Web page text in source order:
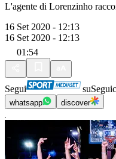
L'agente di Lorenzinho
16 Set 2020 - 12:13
16 Set 2020 - 12:13
01:54
Segui su
whatsapp discover